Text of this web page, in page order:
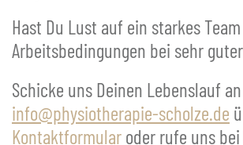
Hast Du Lust auf ein starkes
Arbeitsbedingungen bei sehr
Schicke uns Deinen Lebenslauf an
info@physiotherapie-scholze.de
Kontaktformular oder rufe uns bei